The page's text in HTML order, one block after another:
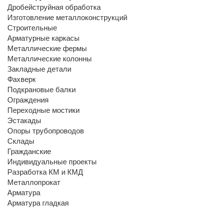
Дробейструйная обработка
Изготовление металлоконструкций
Строительные
Арматурные каркасы
Металлические фермы
Металлические колонны
Закладные детали
Фахверк
Подкрановые балки
Ограждения
Переходные мостики
Эстакады
Опоры трубопроводов
Склады
Гражданские
Индивидуальные проекты
Разработка КМ и КМД
Металлопрокат
Арматура
Арматура гладкая